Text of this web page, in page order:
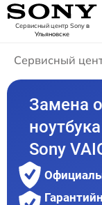
Сервисный центр Sonyв
Ульяновске
Сервисный
Замена
ноутбука
Sony